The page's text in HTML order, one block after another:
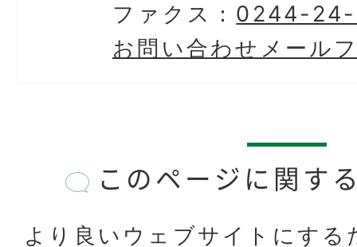
ファクス： 0244-
お問い合わせメール
このページに関す
より良いウェブサイトにする